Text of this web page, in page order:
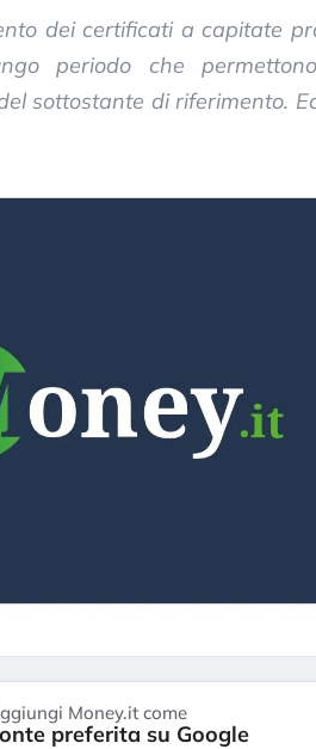
dei certificati a capitate
periodo che
sottostante di riferimento.
Money.it come
preferita su Google
finalmente
Il crollo della